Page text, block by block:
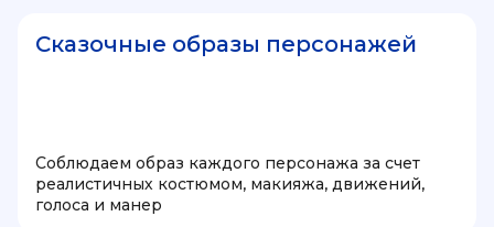
Сказочные образы персонажей
Соблюдаем образ каждого персонажа за счет
реалистичных костюмом, макияжа, движений,
голоса и манер